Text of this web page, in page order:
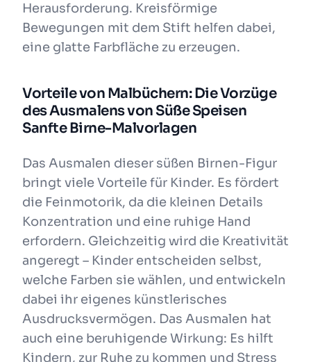
Herausforderung. Kreisförmige
Bewegungen mit dem Stift helfen dabei,
eine glatte Farbfläche zu erzeugen.
Vorteile von Malbüchern: Die Vorzüge
des Ausmalens von Süße Speisen
Sanfte Birne-Malvorlagen
Das Ausmalen dieser süßen Birnen-Figur
bringt viele Vorteile für Kinder. Es fördert
die Feinmotorik, da die kleinen Details
Konzentration und eine ruhige Hand
erfordern. Gleichzeitig wird die Kreativität
angeregt – Kinder entscheiden selbst,
welche Farben sie wählen, und entwickeln
dabei ihr eigenes künstlerisches
Ausdrucksvermögen. Das Ausmalen hat
auch eine beruhigende Wirkung: Es hilft
Kindern, zur Ruhe zu kommen und Stress